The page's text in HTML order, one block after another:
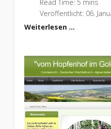
Read Time: 5 mins
Veröffentlicht: 06.
Weiterlesen …